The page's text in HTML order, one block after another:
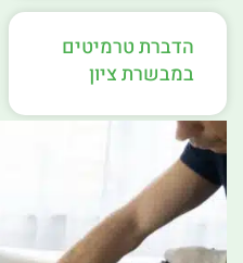
הדברת טרמיטים
במבשרת ציון